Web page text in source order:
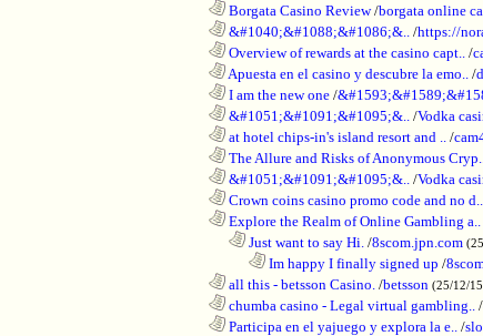
Borgata Casino Review/borgata online
&#1040;&#1088;&#1086;&.. /https://
Overview of rewards at the casino capt.. /
Apuesta en el casino y descubre la emo.. /
I am the new one /
&#1051;&#1091;&#1095;&.. /Vodka
at hotel chips-in's island resort and .. /
The Allure and Risks of Anonymous Cryp..
&#1051;&#1091;&#1095;&.. /Vodka
Crown coins casino promo code and no d..
Explore the Realm of Online Gambling a..
Just want to say Hi. /8scom.jpn.com
Im happy I finally signed up /
all this - betsson Casino. /betsson (25/12/
chumba casino - Legal virtual gambling.. /
Participa en el yajuego y explora la e.. /